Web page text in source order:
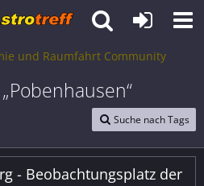
und Raumfahrt Community
Suche nach Tags
- Beobachtungsplatz der